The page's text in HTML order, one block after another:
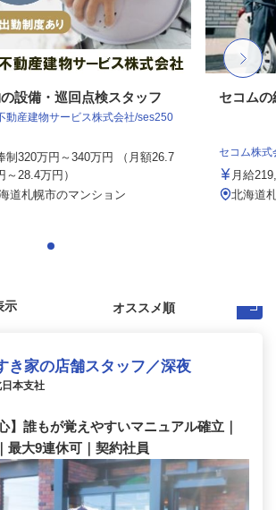
設備・巡回点検スタッフ
動産建物サービス株式会社/ses250
制320万円～340万円 （月額26.7
～28.4万円）
道札幌市のマンション
セコムの
セコム株式
月給
北海道
示
き家の店舗スタッフ／深夜
本支社
】誰もが覚えやすいマニュアル確立｜
最大9連休可｜契約社員